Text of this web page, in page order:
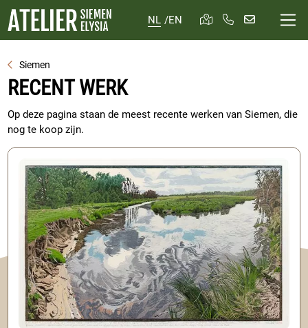
NL /EN
Siemen
RECENT WERK
Op deze pagina staan de meest recente werken van Siemen, die
nog te koop zijn.